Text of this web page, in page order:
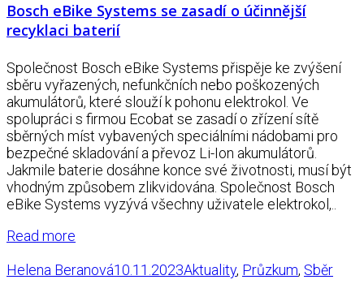
Bosch eBike Systems se zasadí o účinnější
recyklaci baterií
Společnost Bosch eBike Systems přispěje ke zvýšení
sběru vyřazených, nefunkčních nebo poškozených
akumulátorů, které slouží k pohonu elektrokol. Ve
spolupráci s firmou Ecobat se zasadí o zřízení sítě
sběrných míst vybavených speciálními nádobami pro
bezpečné skladování a převoz Li-Ion akumulátorů.
Jakmile baterie dosáhne konce své životnosti, musí být
vhodným způsobem zlikvidována. Společnost Bosch
eBike Systems vyzývá všechny uživatele elektrokol,..
Read more
Helena Beranová10.11.2023Aktuality, Průzkum, Sběr